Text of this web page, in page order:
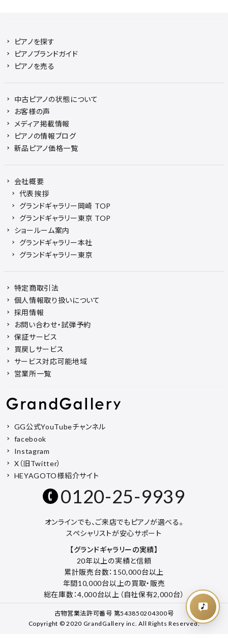
ピアノを探す
ピアノブランドガイド
ピアノを売る
中古ピアノの状態について
お客様の声
メディア掲載情報
ピアノの情報ブログ
新品ピアノ価格一覧
会社概要
代表挨拶
グランドギャラリー岡崎 TOP
グランドギャラリー東京 TOP
ショールーム案内
グランドギャラリー本社
グランドギャラリー東京
特定商取引法
個人情報取り扱いについて
採用情報
お問い合わせ・試弾予約
保証サービス
買戻しサービス
サービス対応可能地域
営業所一覧
GG公式YouTubeチャンネル
facebook
Instagram
X（旧Twitter）
HEYAGOTO様紹介サイト
0120-25-9939
オンラインでも、ご来店でもピアノが選べる。
スペシャリストが安心サポート
【グランドギャラリーの実績】
20年以上の実績と信頼
累計販売台数：150,000台以上
年間10,000台以上の買取・販売
総在庫数：4,000台以上（自社保有2,000台）
古物営業法許可番号 第543850204300号
Copyright © 2020 GrandGallery inc. All Rights Reserved.